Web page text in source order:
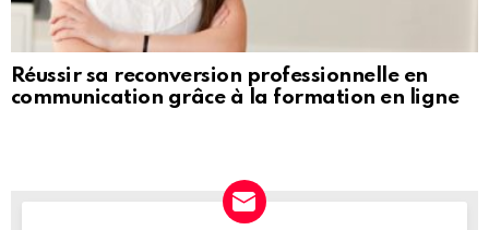
Réussir sa reconversion professionnelle en
communication grâce à la formation en ligne